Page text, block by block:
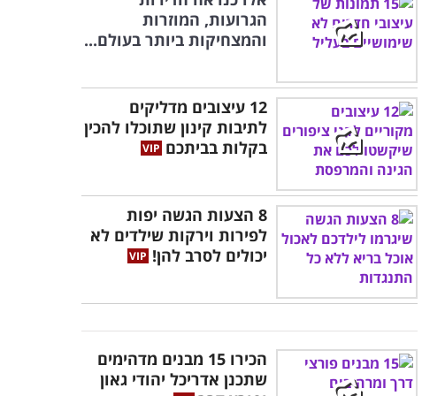
הגרועות, המוזרות
והמצחיקות ביותר בעולם...
12 עיצובים מדליקים
לתיבות קינון שתוכלו להכין
בקלות בביתכם
8 הצעות הגשה יפות
לפירות וירקות שילדים לא
יכולים לסרב להן!
הכירו 15 מבנים מדהימים
שתכנן אדריכל יהודי גאון